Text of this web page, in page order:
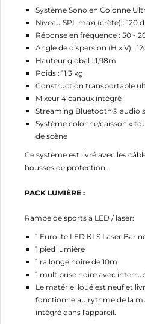
Système Sono en Colonne
Niveau SPL maxi (crête) : 120
Réponse en fréquence : 50 -
Angle de dispersion (H x V) :
Hauteur global : 1,98m
Poids : 11,3 kg
Construction transportable
Mixeur 4 canaux intégré
Streaming Bluetooth® audio
Système colonne/caisson «
de scène
Ce système est livré avec les
housses de protection.
PACK LUMIÈRE :
Rampe de sports à LED / laser:
1 Eurolite LED KLS Laser Bar
1 pied lumière
1 rallonge noire de 10m
1 multiprise noire avec
Le matériel loué est neuf et
fonctionne au rythme de la
intégré dans l'appareil.